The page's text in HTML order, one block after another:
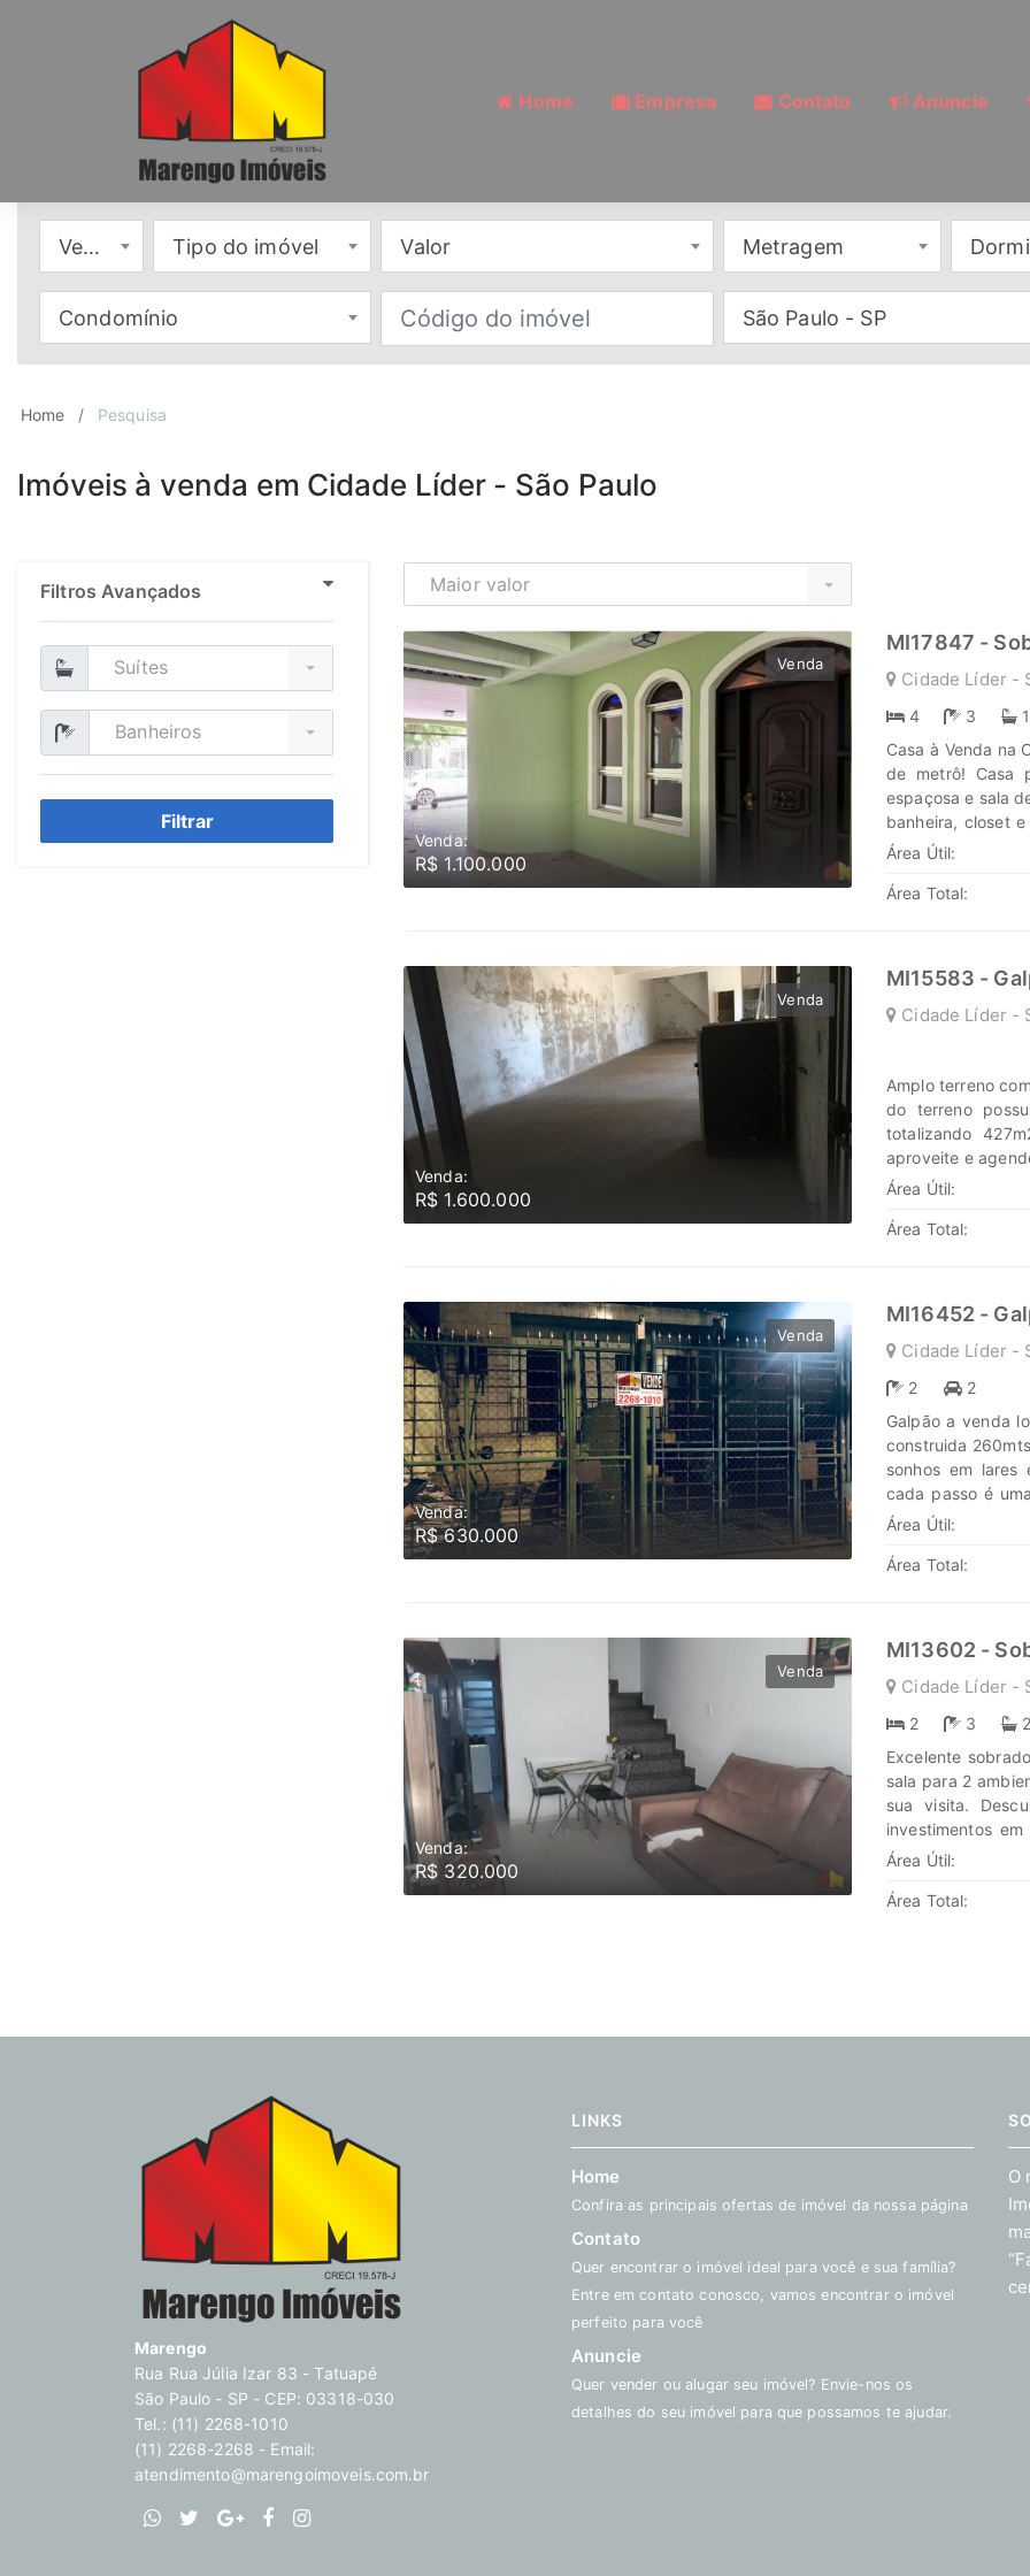
Home Empresa Contato Anuncie
Venda Tipo do imóvel Valor Metragem
Condomínio São Paulo - SP
Home Pesquisa
Imóveis à venda em Cidade Líder - São Paulo
Filtros Avançados
Suítes
Banheiros
Filtrar
Maior valor
Venda
Venda:
R$ 1.100.000
MI17847 -
Cidade Líder -
4 3 1
Casa à Venda na
de metrô! Casa
espaçosa e sala
banheira, closet
Área gourmet
banheiro e
Assaí Agende
seus
nova jornada,
Área Útil:
Área Total:
Venda
Venda:
R$ 1.600.000
MI15583 -
Cidade Líder -
Amplo terreno
do terreno
totalizando
aproveite e
lares e seus
brilhar.
Área Útil:
Área Total:
Venda
Venda:
R$ 630.000
MI16452 -
Cidade Líder -
2
2
Galpão a venda
construida
sonhos em lares
cada passo é
história irá
Área Útil:
Área Total:
Venda
Venda:
R$ 320.000
MI13602 -
Cidade Líder -
2 3 2
Excelente
sala para 2
sua visita.
investimentos
jornada, confie
Área Útil:
Área Total:
Marengo
Rua Rua Júlia Izar 83 - Tatuapé
São Paulo - SP - CEP: 03318-030
Tel.: (11) 2268-1010
(11) 2268-2268 - Email:
atendimento@marengoimoveis.com.br
LINKS
Home
Confira as principais ofertas de imóvel da nossa página
Contato
Quer encontrar o imóvel ideal para você e sua família?
Entre em contato conosco, vamos encontrar o imóvel
perfeito para você
Anuncie
Quer vender ou alugar seu imóvel? Envie-nos os
detalhes do seu imóvel para que possamos te ajudar.
O